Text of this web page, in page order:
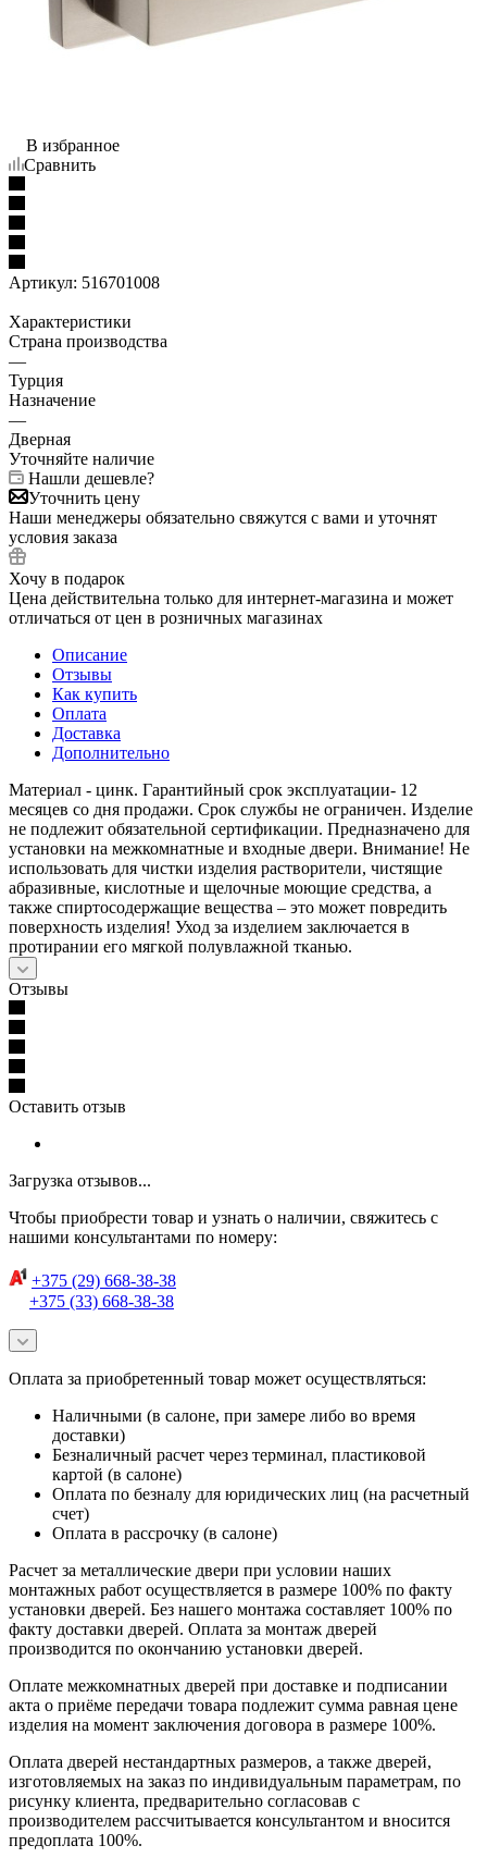
В избранное
Сравнить
Артикул: 516701008
Характеристики
Страна производства
—
Турция
Назначение
—
Дверная
Уточняйте наличие
Нашли дешевле?
Уточнить цену
Наши менеджеры обязательно свяжутся с вами и уточнят
условия заказа
Хочу в подарок
Цена действительна только для интернет-магазина и может
отличаться от цен в розничных магазинах
Описание
Отзывы
Как купить
Оплата
Доставка
Дополнительно
Материал - цинк. Гарантийный срок эксплуатации- 12
месяцев со дня продажи. Срок службы не ограничен. Изделие
не подлежит обязательной сертификации. Предназначено для
установки на межкомнатные и входные двери. Внимание! Не
использовать для чистки изделия растворители, чистящие
абразивные, кислотные и щелочные моющие средства, а
также спиртосодержащие вещества – это может повредить
поверхность изделия! Уход за изделием заключается в
протирании его мягкой полувлажной тканью.
Отзывы
Оставить отзыв
Загрузка отзывов...
Чтобы приобрести товар и узнать о наличии, свяжитесь с
нашими консультантами по номеру:
+375 (29) 668-38-38
+375 (33) 668-38-38
Оплата за приобретенный товар может осуществляться:
Наличными (в салоне, при замере либо во время
доставки)
Безналичный расчет через терминал, пластиковой
картой (в салоне)
Оплата по безналу для юридических лиц (на расчетный
счет)
Оплата в рассрочку (в салоне)
Расчет за металлические двери при условии наших
монтажных работ осуществляется в размере 100% по факту
установки дверей. Без нашего монтажа составляет 100% по
факту доставки дверей. Оплата за монтаж дверей
производится по окончанию установки дверей.
Оплате межкомнатных дверей при доставке и подписании
акта о приёме передачи товара подлежит сумма равная цене
изделия на момент заключения договора в размере 100%.
Оплата дверей нестандартных размеров, а также дверей,
изготовляемых на заказ по индивидуальным параметрам, по
рисунку клиента, предварительно согласовав с
производителем рассчитывается консультантом и вносится
предоплата 100%.